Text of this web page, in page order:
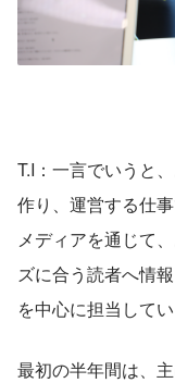
T.I：一言でいうと
作り、運営する仕
メディアを通じて
ズに合う読者へ情
を中心に担当してい
最初の半年間は、